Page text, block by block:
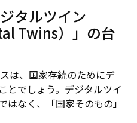
タルツイン
Twins）」の台
は、国家存続のためにデ
とでしょう。デジタルツイ
はなく、「国家そのもの」